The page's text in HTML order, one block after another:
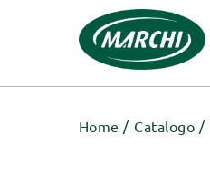
Home Catalogo